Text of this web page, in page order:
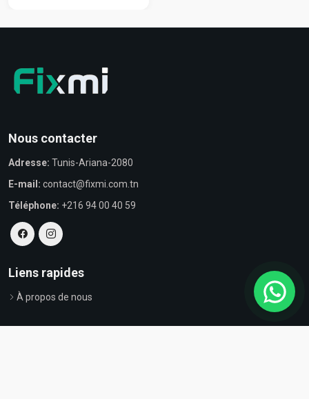
Nous contacter
Adresse: Tunis-Ariana-2080
E-mail: contact@fixmi.com.tn
Téléphone: +216 94 00 40 59
Liens rapides
À propos de nous